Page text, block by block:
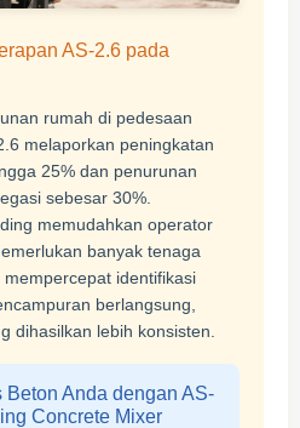
AS-2.6 pada
rumah di pedesaan
melaporkan peningkatan
25% dan penurunan
sebesar 30%.
memudahkan operator
banyak tenaga
identifikasi
berlangsung,
dihasilkan lebih konsisten.
Anda dengan AS-
Concrete Mixer